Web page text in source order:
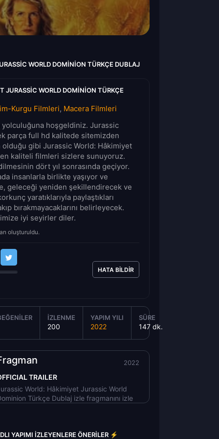
WORLD DOMINION TÜRKÇE DUBLAJ
JURASSIC WORLD DOMINION TÜRKÇE
Kurgu Filmleri, Macera Filmleri
hoşgeldiniz. Jurassic
parça full hd kalitede sitemizden
gibi Jurassic World: Hâkimiyet
kaliteli filmleri sizlere sunuyoruz.
dört yıl sonrasında geçiyor.
insanlarla birlikte yaşıyor ve
geleceği yeniden şekillendirecek ve
yaratıklarıyla paylaştıkları
bırakmayacaklarını belirleyecek.
iyi seyirler diler.
oluşturuldu.
HATA BILDIR
İZLENME
200
YAPIM YILI
2022
SÜRE
147 dk.
TRAILER
World: Hâkimiyet Jurassic World
Türkçe Dublaj izle fragmanını izle
2022
YAPIMI İZLEYENLERE ÖNERILER ⚡